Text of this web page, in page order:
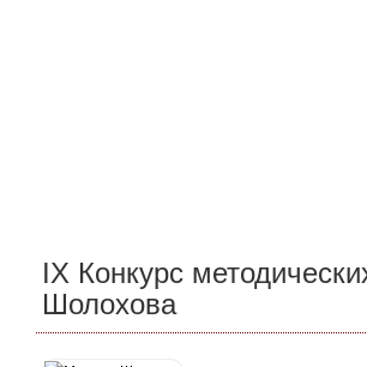
IX Конкурс
Шолохова